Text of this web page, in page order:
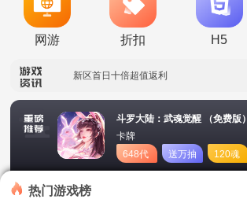
网游 折扣 H5
单日大额福利
新区首日十倍超值返利
单日大额福利
转游活动
斗罗大陆：武魂觉醒 （免费版）
卡牌
648代
币
送万抽
120魂
币
热门游戏榜